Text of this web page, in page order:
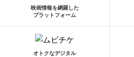
映画情報を網羅した
プラットフォーム
オトクなデジタル